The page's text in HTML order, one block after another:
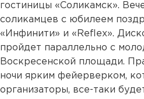
гостиницы «Соликамск».
соликамцев с юбилеем
«Инфинити» и «Reflex».
пройдет параллельно с
Воскресенской площади.
ночи ярким фейерверком,
организаторы, все-таки